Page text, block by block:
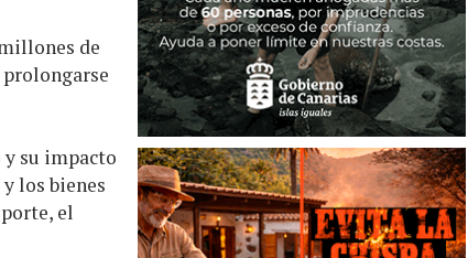
de
prolongarse
su impacto
los bienes
el